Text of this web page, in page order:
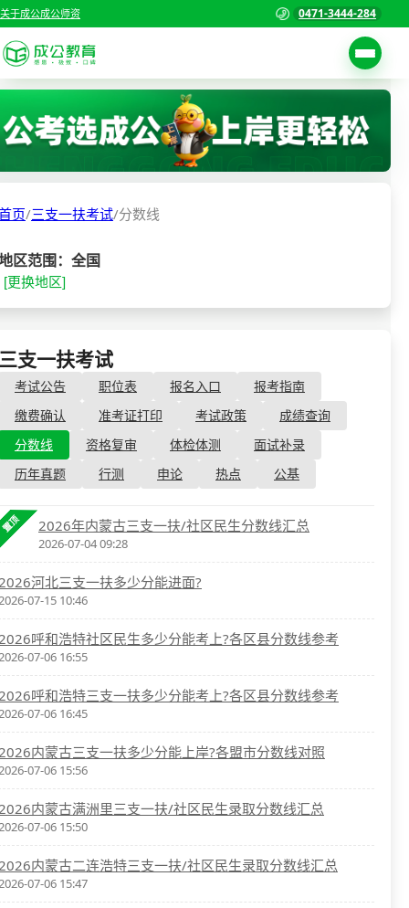
关于成公成公师资 0471-3444-284
考试公告
报考指南
缴费确认
准考证打印
成绩查询
分数线
资格复审
面试补录
历年真题
首页
国家公务员考试
各省公务员考试
教师资格/教师编制
国企/银行考试
页/三支一扶考试/分数线
区范围：全国
[更换地区]
支一扶考试- 分数线
考试公告 职位表 报名入口
报考指南
缴费确认
准考证打印 考试政策
成绩查询
分数线
资格复审 体检体测
面试补录
历年真题
行测 申论 热点 公基
置顶 2026年内蒙古三支一扶/社区民生分数线汇总
2026-07-04 09:28
河北三支一扶多少分能进面?
07-15 10:46
呼和浩特社区民生多少分能考上?各区县分数线参考
07-06 16:55
呼和浩特三支一扶多少分能考上?各区县分数线参考
07-06 16:45
内蒙古三支一扶多少分能上岸?各盟市分数线对照
07-06 15:56
内蒙古满洲里三支一扶/社区民生录取分数线汇总
07-06 15:50
内蒙古二连浩特三支一扶/社区民生录取分数线汇总
07-06 15:47